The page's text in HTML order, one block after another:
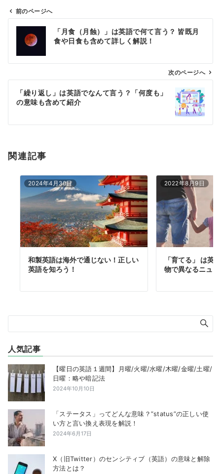
ビ
ン
前のページへ
「月食（月蝕）」は英語で何て言う？ 皆既月
食や日食も含めて詳しく解説！
次のページへ
「繰り返し」は英語でなんて言う？「何度も」
の意味も含めて紹介
関連記事
2024年4月30日
和製英語は海外で通じない！正しい
英語を知ろう！
2022年8月9日
「育てる」 は英
物で異なるニュ
人気記事
【曜日の英語１週間】月曜/火曜/水曜/木曜/金曜/土曜/
日曜：略や暗記法
2024年10月10日
「ステータス」ってどんな意味？”status”の正しい使
い方と言い換え表現を解説！
2024年6月17日
X（旧Twitter）のセンシティブ（英語）の意味と解除
方法とは？